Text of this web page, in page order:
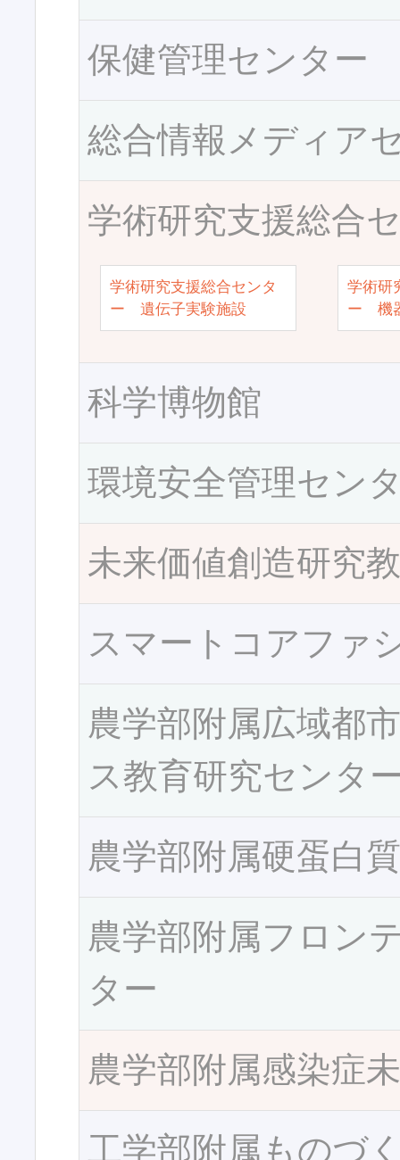
保健管理センター
総合情報メディア
学術研究支援総合
学術研究支援総合センタ
ー 遺伝子実験施設
学術研
ー 機
科学博物館
環境安全管理セン
未来価値創造研究
スマートコアファ
農学部附属広域都
ス教育研究センタ
農学部附属硬蛋白
農学部附属フロン
ター
農学部附属感染症
工学部附属ものづ